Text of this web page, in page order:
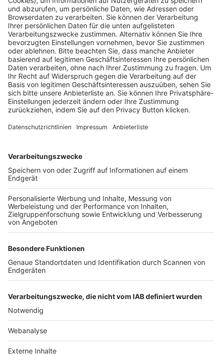
Pässe und Vereinswechsel
Trainerausbildung
Schulungsangebot Vereinsmitarbeiter
BFV-Geschäftsstellen
Trainerbörse
Login SpielPlus
FOLGE DEM BFV
TOP-VEREINE
TOP-PARTNER
Nutzungsbedingungen Datenschutz Impressum